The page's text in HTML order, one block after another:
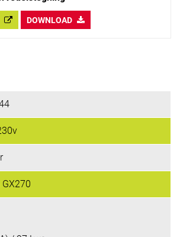
DOWNLOAD